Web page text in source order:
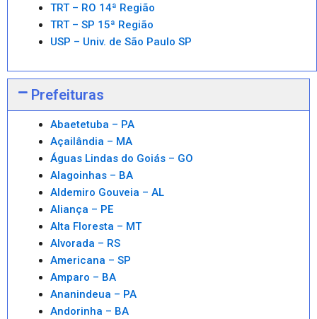
TRT – RO 14ª Região
TRT – SP 15ª Região
USP – Univ. de São Paulo SP
Prefeituras
Abaetetuba – PA
Açailândia – MA
Águas Lindas do Goiás – GO
Alagoinhas – BA
Aldemiro Gouveia – AL
Aliança – PE
Alta Floresta – MT
Alvorada – RS
Americana – SP
Amparo – BA
Ananindeua – PA
Andorinha – BA